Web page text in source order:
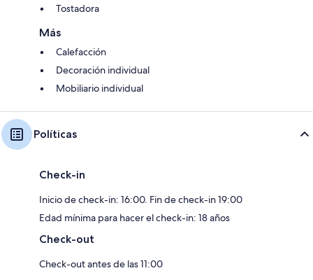
Tostadora
Más
Calefacción
Decoración individual
Mobiliario individual
Políticas
Check-in
Inicio de check-in: 16:00. Fin de check-in 19:00
Edad mínima para hacer el check-in: 18 años
Check-out
Check-out antes de las 11:00